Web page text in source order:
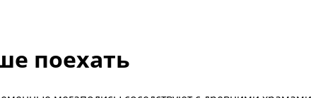
поехать